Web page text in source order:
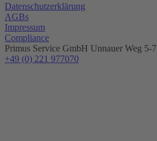
Datenschutzerklärung
AGBs
Impressum
Compliance
Primus Service GmbH Unnauer Weg 5-7
+49 (0) 221 977070